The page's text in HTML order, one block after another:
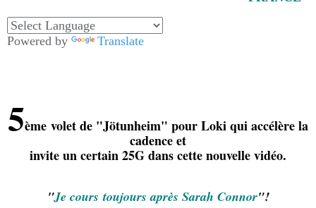
Powered by Translate
5ème volet de "Jötunheim" pour Loki qui accélère la
cadence et
invite un certain 25G dans cette nouvelle vidéo.
"Je cours toujours après Sarah Connor"!